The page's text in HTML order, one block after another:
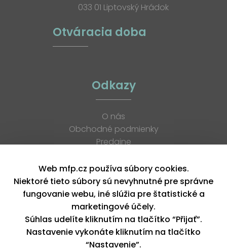
033 01 Liptovský Hrádok
Otváracia doba
Odkazy
O nás
Obchodné podmienky
Predajne
K stiahnutiu
Blog
Kontakt
Kariéra
XML feed
Copyright © 2026, MFP paper s. r. o. | Všetky práva vyhradené
Web mfp.cz používa súbory cookies.
Niektoré tieto súbory sú nevyhnutné pre správne
fungovanie webu, iné slúžia pre štatistické a
marketingové účely.
Súhlas udelíte kliknutím na tlačítko “Přijať”.
Nastavenie vykonáte kliknutím na tlačítko
“Nastavenie”.